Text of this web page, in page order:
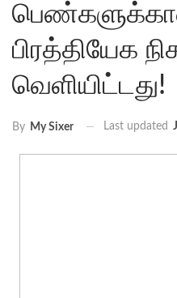
பிரத்தியேக
வெளியிட்டது!
By My Sixer Last updated